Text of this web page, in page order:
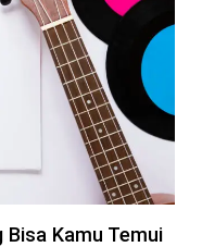
Bisa Kamu Temui